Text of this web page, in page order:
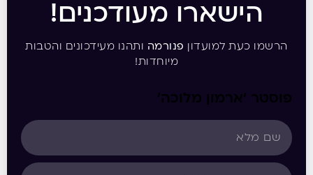
הישארו מעודכנים!
הרשמו כעת למועדון פנורמה ותהנו מעידכונים והטבות
מיוחדות!
פוסטר ‘ארמון מלוכה’